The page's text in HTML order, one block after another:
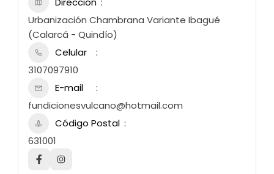
Urbanización Chambrana Variante Ibagué
(Calarcá - Quindío)
Celular
3107097910
E-mail
fundicionesvulcano@hotmail.com
Código Postal
631001